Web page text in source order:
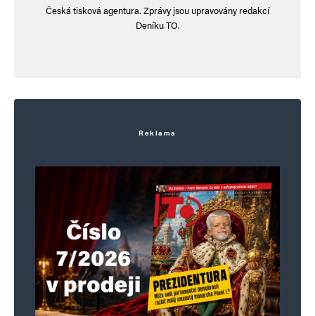
Česká tisková agentura. Zprávy jsou upravovány redakcí
Deníku TO.
Reklama